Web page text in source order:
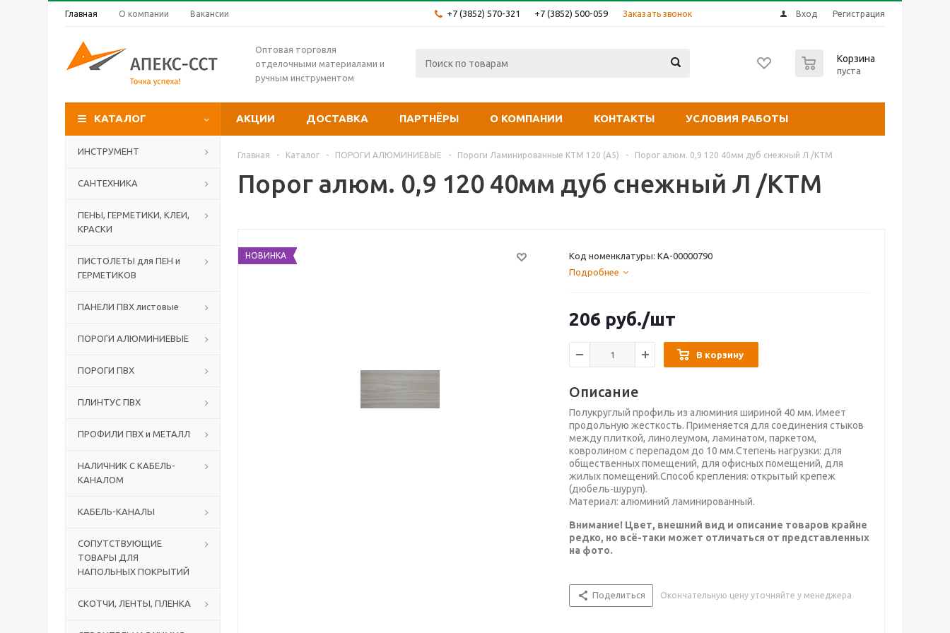
Главная О компании Вакансии +7 (3852) 570-321 +7 (3852) 500-059 Заказать звонок Вход Регистрация
Оптовая торговля
отделочными материалами и
ручным инструментом
Корзина
пуста
КАТАЛОГ АКЦИИ ДОСТАВКА ПАРТНЁРЫ О КОМПАНИИ КОНТАКТЫ УСЛОВИЯ РАБОТЫ
ИНСТРУМЕНТ
САНТЕХНИКА
ПЕНЫ, ГЕРМЕТИКИ, КЛЕИ,
КРАСКИ
ПИСТОЛЕТЫ для ПЕН и
ГЕРМЕТИКОВ
ПАНЕЛИ ПВХ листовые
ПОРОГИ АЛЮМИНИЕВЫЕ
ПОРОГИ ПВХ
ПЛИНТУС ПВХ
ПРОФИЛИ ПВХ и МЕТАЛЛ
НАЛИЧНИК С КАБЕЛЬ-
КАНАЛОМ
КАБЕЛЬ-КАНАЛЫ
СОПУТСТВУЮЩИЕ
ТОВАРЫ ДЛЯ
НАПОЛЬНЫХ ПОКРЫТИЙ
СКОТЧИ, ЛЕНТЫ, ПЛЕНКА
Главная - Каталог - ПОРОГИ АЛЮМИНИЕВЫЕ - Пороги Ламинированные КТМ 120 (А5) - Порог алюм. 0,9 120 40мм дуб снежный Л /КТМ
Порог алюм. 0,9 120 40мм дуб снежный Л /КТМ
НОВИНКА
Код номенклатуры: КА-00000790
Подробнее
206 руб./шт
В корзину
Описание
Полукруглый профиль из алюминия шириной 40 мм. Имеет
продольную жесткость. Применяется для соединения стыков
между плиткой, линолеумом, ламинатом, паркетом,
ковролином с перепадом до 10 мм.Степень нагрузки: для
общественных помещений, для офисных помещений, для
жилых помещений.Способ крепления: открытый крепеж
(дюбель-шуруп).
Материал: алюминий ламинированный.
Внимание! Цвет, внешний вид и описание товаров крайне
редко, но всё-таки может отличаться от представленных
на фото.
Поделиться Окончательную цену уточняйте у менеджера